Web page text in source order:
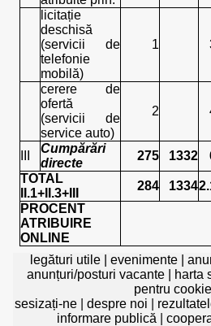
licitație
deschisă
(servicii de
telefonie
mobilă)
1
cerere de
ofertă
(servicii de
service auto)
2
Cumpărări
directe
275 1332
TOTAL
II.1+II.3+III
284 1334
PROCENT
ATRIBUIRE
ONLINE
legături utile evenimente
anunțuri/posturi vacante
harta
pentru
sesizați-ne| despre noi
informare publică